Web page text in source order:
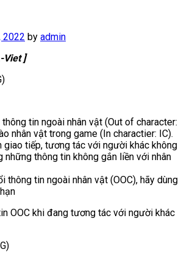
2022 by admin
Viet ]
tin ngoài nhân vật (Out of character:
nhân vật trong game (In charactier: IC).
giao tiếp, tương tác với người khác không
thông tin không gắn liền với nhân
thông tin ngoài nhân vật (OOC), hãy dùng
OOC khi đang tương tác với người khác